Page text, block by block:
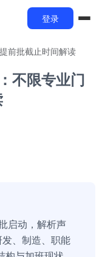
登录
前批截止时间解读
不限专业门
启动，解析声
、制造、职能